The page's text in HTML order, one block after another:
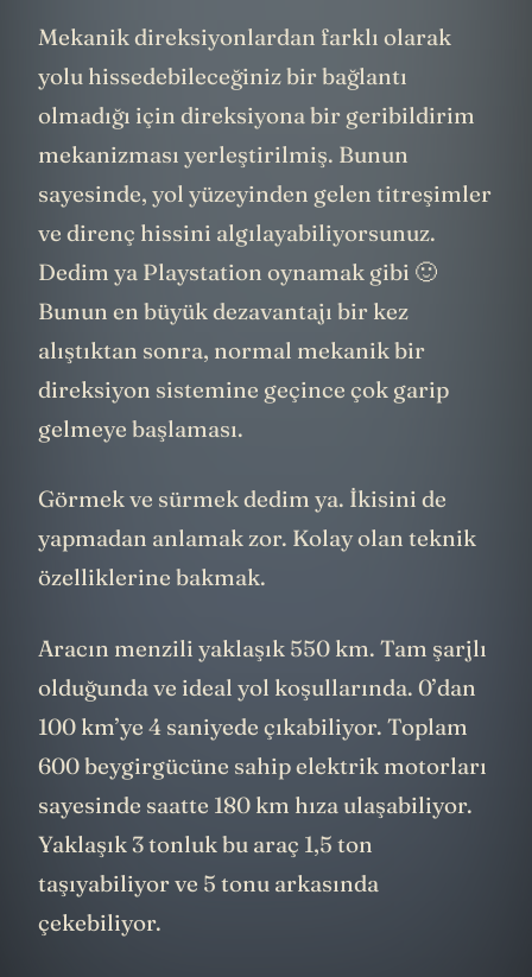
Mekanik direksiyonlardan farklı olarak
yolu hissedebileceğiniz bir bağlantı
olmadığı için direksiyona bir geribildirim
mekanizması yerleştirilmiş. Bunun
sayesinde, yol yüzeyinden gelen titreşimler
ve direnç hissini algılayabiliyorsunuz.
Dedim ya Playstation oynamak gibi 🙂
Bunun en büyük dezavantajı bir kez
alıştıktan sonra, normal mekanik bir
direksiyon sistemine geçince çok garip
gelmeye başlaması.
Görmek ve sürmek dedim ya. İkisini de
yapmadan anlamak zor. Kolay olan teknik
özelliklerine bakmak.
Aracın menzili yaklaşık 550 km. Tam şarjlı
olduğunda ve ideal yol koşullarında. 0’dan
100 km’ye 4 saniyede çıkabiliyor. Toplam
600 beygirgücüne sahip elektrik motorları
sayesinde saatte 180 km hıza ulaşabiliyor.
Yaklaşık 3 tonluk bu araç 1,5 ton
taşıyabiliyor ve 5 tonu arkasında
çekebiliyor.